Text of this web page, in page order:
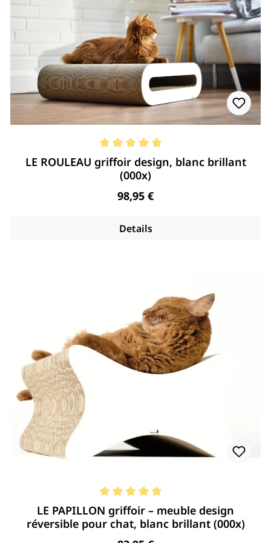
Note moyenne de 5 de 5 étoiles
LE ROULEAU griffoir design, blanc brillant
(000x)
Regulärer Preis:
98,95 €
Details
Note moyenne de 5 de 5 étoiles
LE PAPILLON griffoir – meuble design
réversible pour chat, blanc brillant (000x)